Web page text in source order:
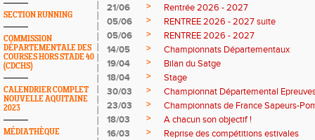
SECTION RUNNING
COMMISSION
DÉPARTEMENTALE DES
COURSES HORS STADE 40
(CDCHS)
CALENDRIER COMPLET
NOUVELLE AQUITAINE
2023
MÉDIATHÈQUE
21/06
>
Rentrée 2026 - 2027
05/06
>
RENTREE 2026 - 2027 suite
05/06
>
RENTREE 2026 - 2027
14/05
>
Championnats Départementaux
19/04
>
Bilan du Satge
18/04
>
Stage
30/03
>
Championnat Départemental
23/03
>
Championnats de France Sapeurs-
18/03
>
A chacun son objectif !
16/03
>
Reprise des compétitions estivales